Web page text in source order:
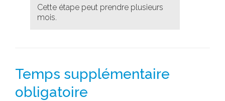
Cette étape peut prendre plusieurs
mois.
Temps supplémentaire
obligatoire